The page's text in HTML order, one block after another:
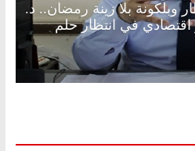
وبلكونة بلا زينة رمضان.. د.
اقتصادي في انتظار حلم